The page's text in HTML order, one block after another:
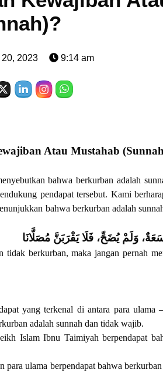
2023 9:14 am
Atau Mustahab
bahwa berkurban adalah
pendapat tersebut. Kami
bahwa berkurban adalah
وَلَمْ يُضَحِّ، فَلَا يَقْرَبَنَّ مُصَلَّانَا
berkurban, maka jangan pernah
yang terkenal di antara para ulama
adalah sunnah dan tidak wajib.
Islam Ibnu Taimiyah berpendapat
ulama berpendapat bahwa berkurban